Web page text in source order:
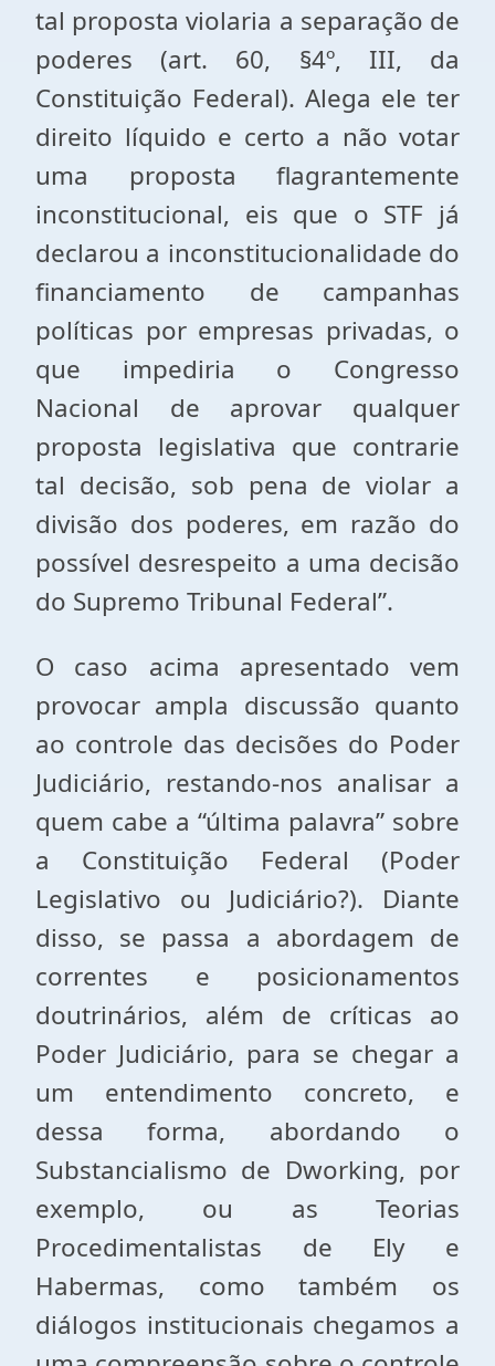
tal proposta violaria a separação de
poderes (art. 60, §4º, III, da
Constituição Federal). Alega ele ter
direito líquido e certo a não votar
uma proposta flagrantemente
inconstitucional, eis que o STF já
declarou a inconstitucionalidade do
financiamento de campanhas
políticas por empresas privadas, o
que impediria o Congresso
Nacional de aprovar qualquer
proposta legislativa que contrarie
tal decisão, sob pena de violar a
divisão dos poderes, em razão do
possível desrespeito a uma decisão
do Supremo Tribunal Federal”.
O caso acima apresentado vem
provocar ampla discussão quanto
ao controle das decisões do Poder
Judiciário, restando-nos analisar a
quem cabe a “última palavra” sobre
a Constituição Federal (Poder
Legislativo ou Judiciário?). Diante
disso, se passa a abordagem de
correntes e posicionamentos
doutrinários, além de críticas ao
Poder Judiciário, para se chegar a
um entendimento concreto, e
dessa forma, abordando o
Substancialismo de Dworking, por
exemplo, ou as Teorias
Procedimentalistas de Ely e
Habermas, como também os
diálogos institucionais chegamos a